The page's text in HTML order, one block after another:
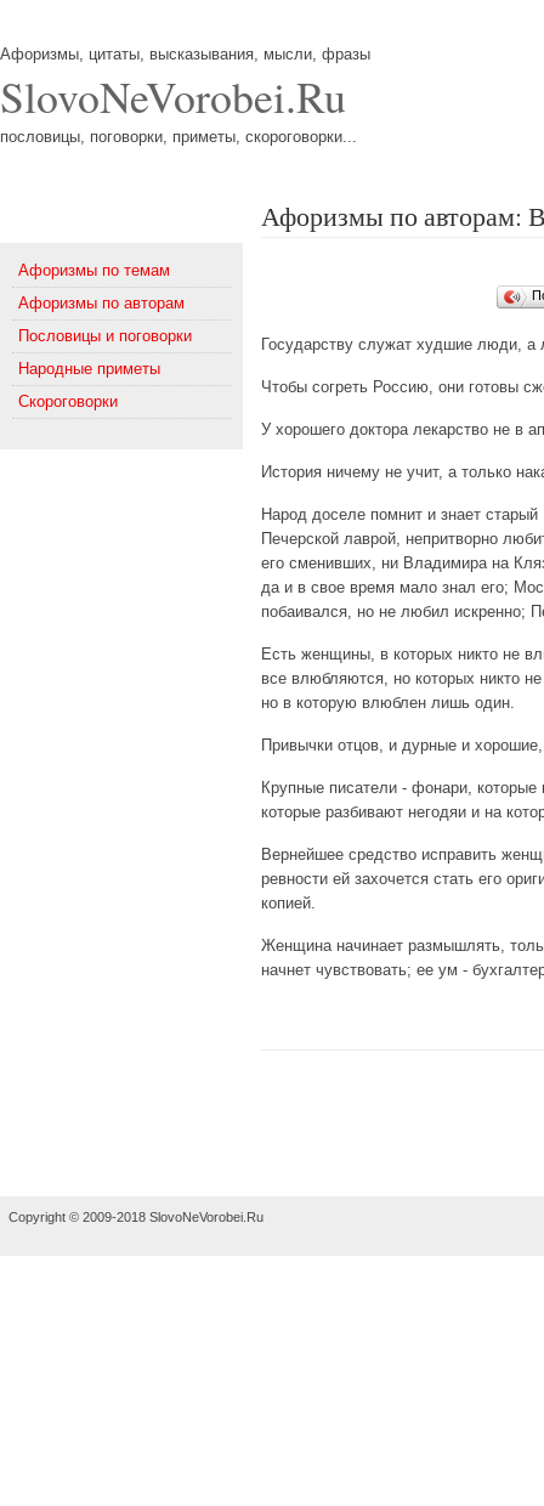
Афоризмы, цитаты, высказывания, мысли, фразы
SlovoNeVorobei.Ru
пословицы, поговорки, приметы, скороговорки...
Афоризмы по темам
Афоризмы по авторам
Пословицы и поговорки
Народные приметы
Скороговорки
Афоризмы по авторам:
Государству служат худшие люди,
Чтобы согреть Россию, они готовы
У хорошего доктора лекарство не в
История ничему не учит, а только
Народ доселе помнит и знает
Печерской лаврой, непритворно
его сменивших, ни Владимира на
да и в свое время мало знал его;
побаивался, но не любил искренно;
Есть женщины, в которых никто не
все влюбляются, но которых никто
но в которую влюблен лишь один.
Привычки отцов, и дурные и
Крупные писатели - фонари,
которые разбивают негодяи и на
Вернейшее средство исправить
ревности ей захочется стать его
копией.
Женщина начинает размышлять,
начнет чувствовать; ее ум -
Copyright © 2009-2018 SlovoNeVorobei.Ru